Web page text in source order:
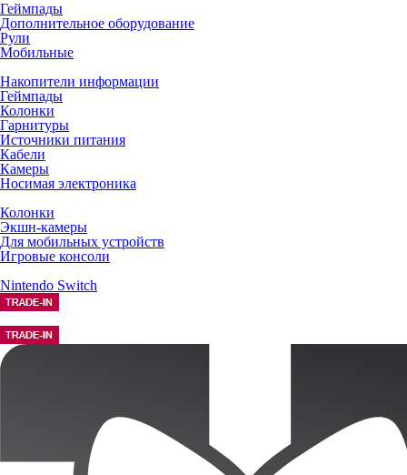
Геймпады
Дополнительное оборудование
Рули
Мобильные
Накопители информации
Геймпады
Колонки
Гарнитуры
Источники питания
Кабели
Камеры
Носимая электроника
Колонки
Экшн-камеры
Для мобильных устройств
Игровые консоли
Nintendo Switch